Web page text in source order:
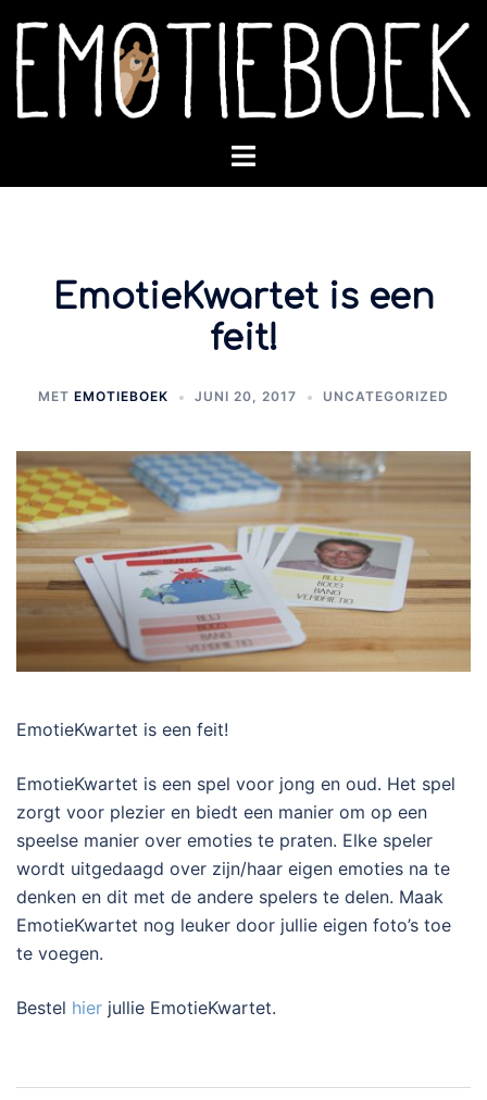
naar
inhoud
Toggle
EmotieKwartet is een
feit!
MET EMOTIEBOEK JUNI 20, 2017 UNCATEGORIZED
EmotieKwartet is een feit!
EmotieKwartet is een spel voor jong en oud. Het spel
zorgt voor plezier en biedt een manier om op een
speelse manier over emoties te praten. Elke speler
wordt uitgedaagd over zijn/haar eigen emoties na te
denken en dit met de andere spelers te delen. Maak
EmotieKwartet nog leuker door jullie eigen foto’s toe
te voegen.
Bestel hier jullie EmotieKwartet.